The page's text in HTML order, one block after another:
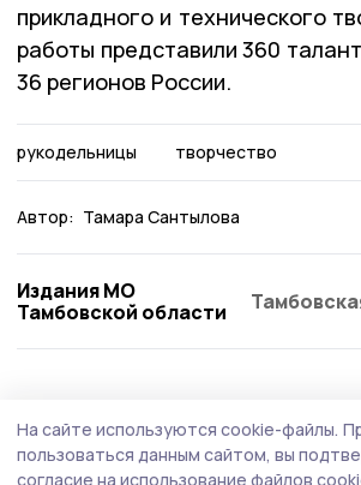
прикладного и технического
работы представили 360
36 регионов России.
рукодельницы творчество
Автор: Тамара Сантылова
Издания МО
Тамбовской области
На сайте используются cookie-файлы.
пользоваться данным сайтом, вы
согласие на использование файлов